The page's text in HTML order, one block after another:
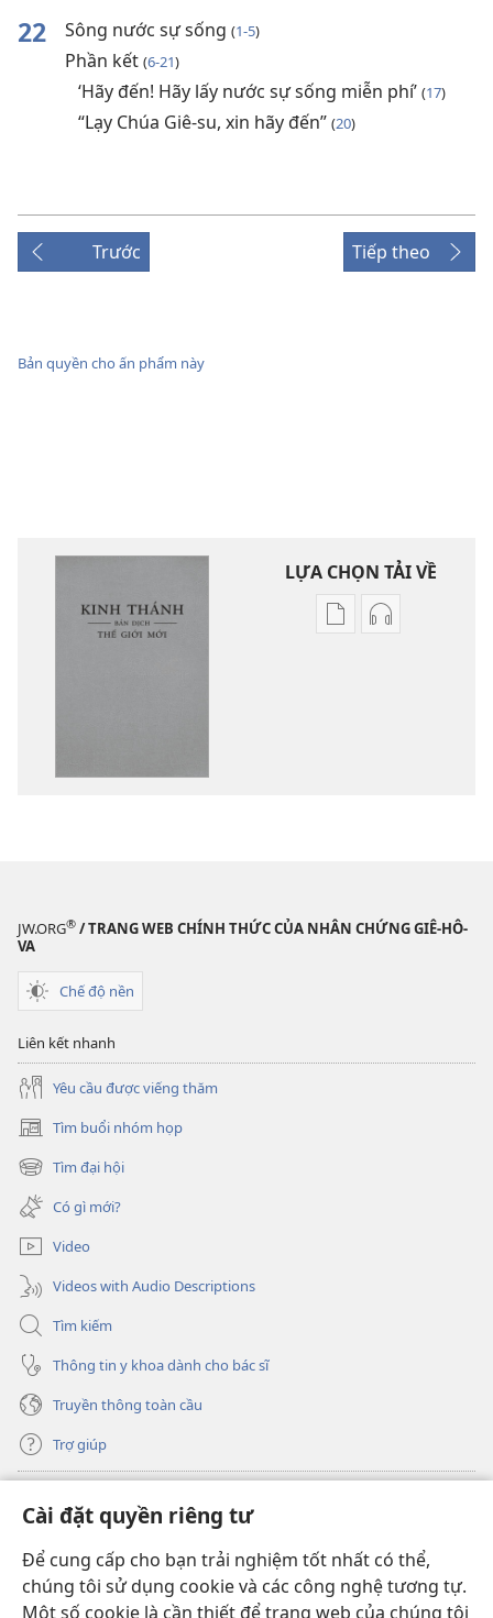
Cài đặt quyền riêng tư
Để cung cấp cho bạn trải nghiệm tốt nhất có thể,
chúng tôi sử dụng cookie và các công nghệ tương tự.
Một số cookie là cần thiết để trang web của chúng tôi
22 Sông nước sự sống (1-5)
Phần kết (6-21)
‘Hãy đến! Hãy lấy nước sự sống miễn phí’ (17)
“Lạy Chúa Giê-su, xin hãy đến” (20)
Trước Tiếp theo
Bản quyền cho ấn phẩm này
LỰA CHỌN TẢI VỀ
Tùy
—
Tùy
Bản
JW.ORG® / TRANG WEB CHÍNH THỨC CỦA NHÂN CHỨNG GIÊ-HÔ-
VA
Chế độ nền
Liên kết nhanh
Yêu cầu được viếng thăm
Tìm buổi nhóm họp
(mở
cửa
sổ
mới)
Tìm đại hội
(mở
cửa
sổ
mới)
Có gì mới?
Video
Videos with Audio Descriptions
Tìm kiếm
Thông tin y khoa dành cho bác sĩ
Truyền thông toàn cầu
Trợ giúp
(mở
cửa
sổ
mới)
THƯ VIỆN TRỰC TUYẾN Tháp Canh
(mở
cửa
sổ
JW Hub ®